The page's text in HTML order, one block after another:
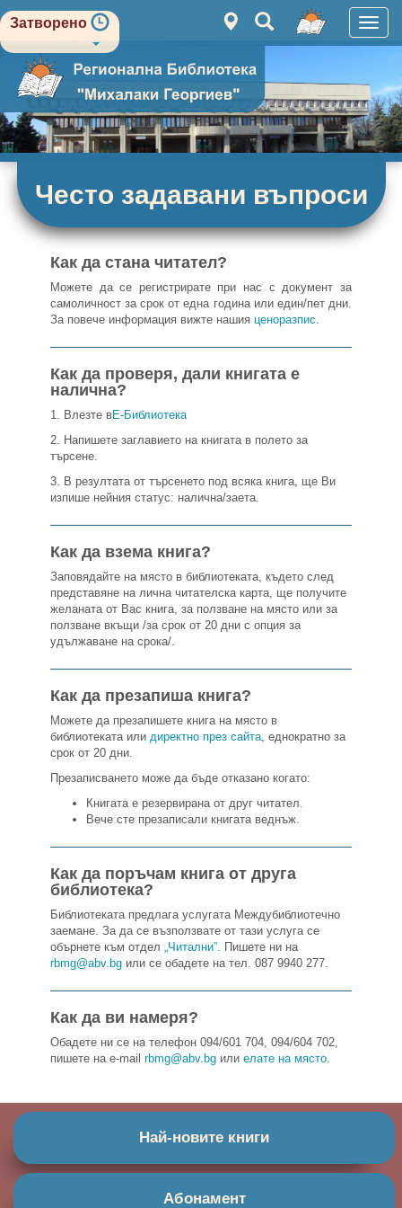
Затворено
Често задавани въпроси
Как да стана читател?
Можете да се регистрирате при нас с документ за
самоличност за срок от една година или един/пет дни.
За повече информация вижте нашия ценоразпис.
Как да проверя, дали книгата е
налична?
1. Влезте вЕ-Библиотека
2. Напишете заглавието на книгата в полето за
търсене.
3. В резултата от търсенето под всяка книга, ще Ви
изпише нейния статус: налична/заета.
Как да взема книга?
Заповядайте на място в библиотеката, където след
представяне на лична читателска карта, ще получите
желаната от Вас книга, за ползване на място или за
ползване вкъщи /за срок от 20 дни с опция за
удължаване на срока/.
Как да презапиша книга?
Можете да презапишете книга на място в
библиотеката илидиректно през сайта, еднократно за
срок от 20 дни.
Презаписването може да бъде отказано когато:
Книгата е резервирана от друг читател.
Вече сте презаписали книгата веднъж.
Как да поръчам книга от друга
библиотека?
Библиотеката предлага услугата Междубиблиотечно
заемане. За да се възползвате от тази услуга се
обърнете към отдел„Читални”. Пишете ни на
rbmg@abv.bg или се обадете на тел. 087 9940 277.
Как да ви намеря?
Обадете ни се на телефон 094/601 704, 094/604 702,
пишете на e-mailrbmg@abv.bg илиелате на място.
Най-новите книги
Абонамент